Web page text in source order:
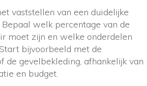
vaststellen van een duidelijke
welk percentage van de
moet zijn en welke onderdelen
bijvoorbeeld met de
de gevelbekleding, afhankelijk van
en budget.